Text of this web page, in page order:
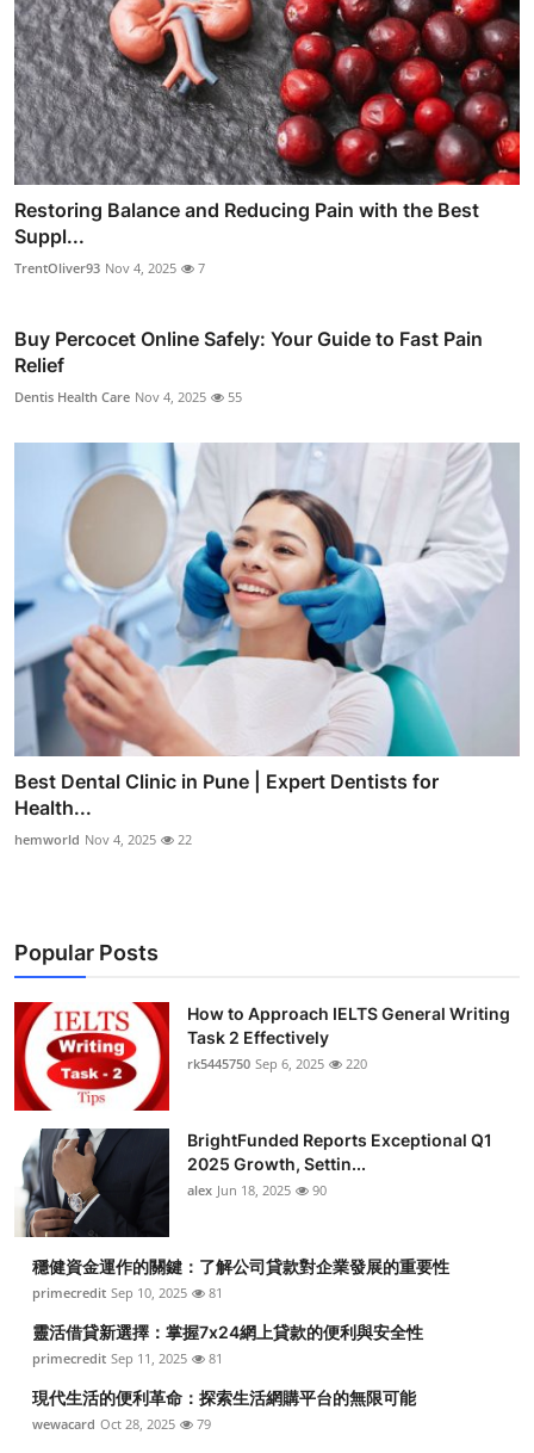
Restoring Balance and Reducing Pain with the Best
Suppl...
TrentOliver93 Nov 4, 2025 7
Buy Percocet Online Safely: Your Guide to Fast Pain
Relief
Dentis Health Care Nov 4, 2025 55
Best Dental Clinic in Pune | Expert Dentists for
Health...
hemworld Nov 4, 2025 22
Popular Posts
How to Approach IELTS General Writing
Task 2 Effectively
rk5445750 Sep 6, 2025 220
BrightFunded Reports Exceptional Q1
2025 Growth, Settin...
alex Jun 18, 2025 90
穩健資金運作的關鍵：了解公司貸款對企業發展的重要性
primecredit Sep 10, 2025 81
靈活借貸新選擇：掌握7x24網上貸款的便利與安全性
primecredit Sep 11, 2025 81
現代生活的便利革命：探索生活網購平台的無限可能
wewacard Oct 28, 2025 79